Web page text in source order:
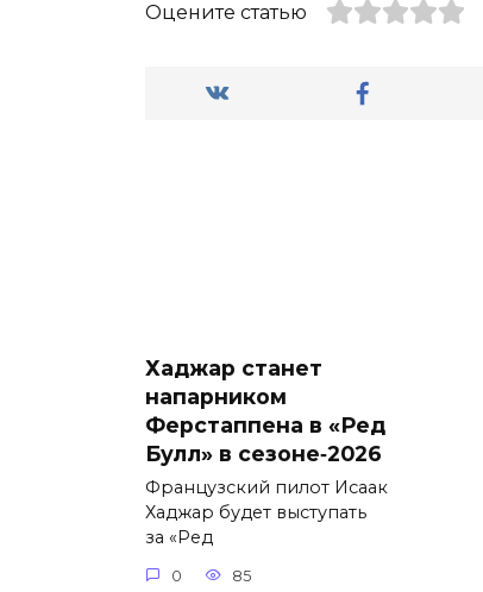
Оцените статью
Хаджар станет
напарником
Ферстаппена в «Ред
Булл» в сезоне‑2026
Французский пилот Исаак
Хаджар будет выступать
за «Ред
0 85